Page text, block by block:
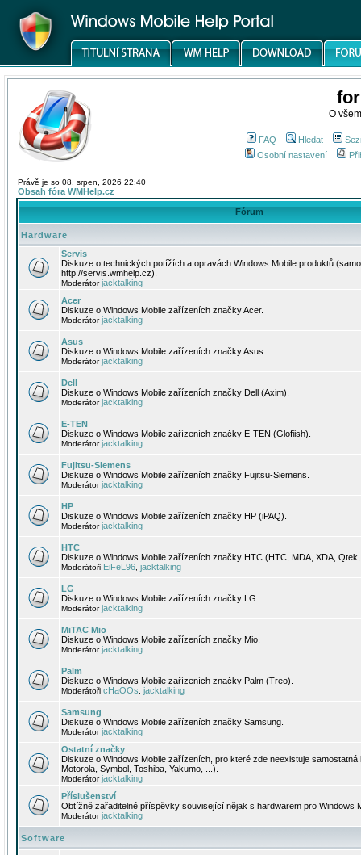
O
FAQ Hledat
Osobní nastavení
Právě je so 08. srpen, 2026 22:40
Obsah fóra WMHelp.cz
Fórum
Hardware
Servis
Diskuze o technických potížích a opravách Windows Mobile produktů
http://servis.wmhelp.cz).
Moderátorjacktalking
Acer
Diskuze o Windows Mobile zařízeních značky Acer.
Moderátorjacktalking
Asus
Diskuze o Windows Mobile zařízeních značky Asus.
Moderátorjacktalking
Dell
Diskuze o Windows Mobile zařízeních značky Dell (Axim).
Moderátorjacktalking
E-TEN
Diskuze o Windows Mobile zařízeních značky E-TEN (Glofiish).
Moderátorjacktalking
Fujitsu-Siemens
Diskuze o Windows Mobile zařízeních značky Fujitsu-Siemens.
Moderátorjacktalking
HP
Diskuze o Windows Mobile zařízeních značky HP (iPAQ).
Moderátorjacktalking
HTC
Diskuze o Windows Mobile zařízeních značky HTC (HTC, MDA, XDA,
Moderátoři EiFeL96 jacktalking
LG
Diskuze o Windows Mobile zařízeních značky LG.
Moderátorjacktalking
MiTAC Mio
Diskuze o Windows Mobile zařízeních značky Mio.
Moderátorjacktalking
Palm
Diskuze o Windows Mobile zařízeních značky Palm (Treo).
Moderátoři cHaOOs jacktalking
Samsung
Diskuze o Windows Mobile zařízeních značky Samsung.
Moderátorjacktalking
Ostatní značky
Diskuze o Windows Mobile zařízeních, pro které zde neexistuje
Motorola, Symbol, Toshiba, Yakumo, ...).
Moderátorjacktalking
Příslušenství
Obtížně zařaditelné příspěvky související nějak s hardwarem pro Windows
Moderátorjacktalking
Software